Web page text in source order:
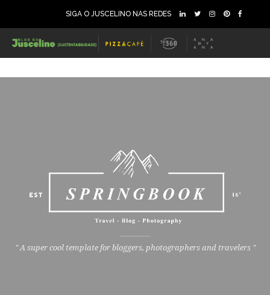
SIGA O JUSCELINO NAS REDES
" A super cool template for bloggers, photographers and travelers "